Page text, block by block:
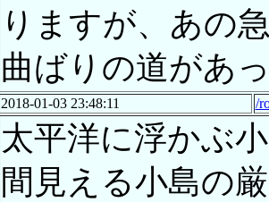
りますが、あの
曲ばりの道があ
2018-01-03 23:48:11 /
太平洋に浮かぶ
間見える小島の